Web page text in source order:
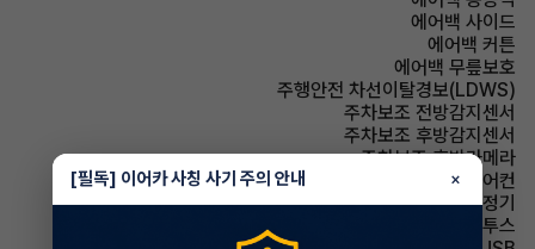
에어백 사이드
에어백 커튼
에어백 무릎보호
주행안전 차선이탈경보(LDWS)
주차보조 전방감지센서
주차보조 후방감지센서
주차보조 후방카메라
에어컨 풀오토에어컨
에어컨 공기청정기
유무선단자 블루투스
[필독] 이어카 사칭 사기 주의 안내 ×